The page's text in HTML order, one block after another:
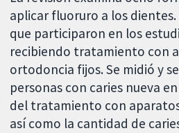
aplicar fluoruro a los dientes.
que participaron en los
recibiendo tratamiento con
ortodoncia fijos. Se midió y
personas con caries nueva
del tratamiento con
así como la cantidad de